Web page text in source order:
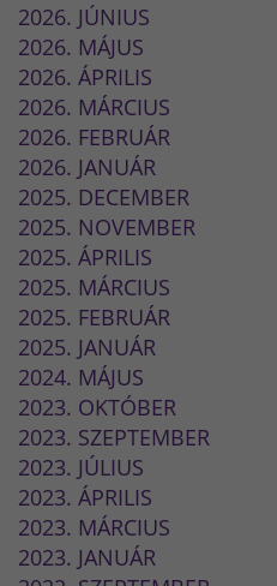
2026. JÚNIUS
2026. MÁJUS
2026. ÁPRILIS
2026. MÁRCIUS
2026. FEBRUÁR
2026. JANUÁR
2025. DECEMBER
2025. NOVEMBER
2025. ÁPRILIS
2025. MÁRCIUS
2025. FEBRUÁR
2025. JANUÁR
2024. MÁJUS
2023. OKTÓBER
2023. SZEPTEMBER
2023. JÚLIUS
2023. ÁPRILIS
2023. MÁRCIUS
2023. JANUÁR